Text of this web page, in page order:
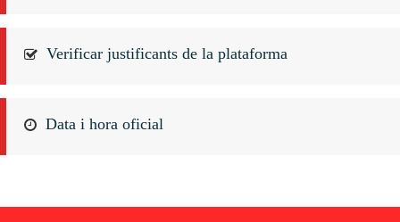
Verificar justificants de la plataforma
Data i hora oficial